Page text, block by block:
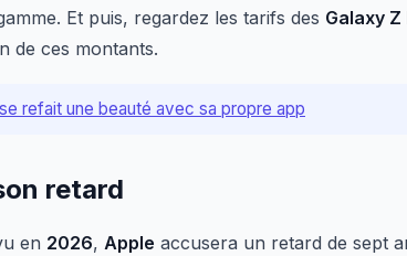
Et puis, regardez les tarifs des Galaxy Z
de ces montants.
refait une beauté avec sa propre app
retard
en 2026, Apple accusera un retard de sept